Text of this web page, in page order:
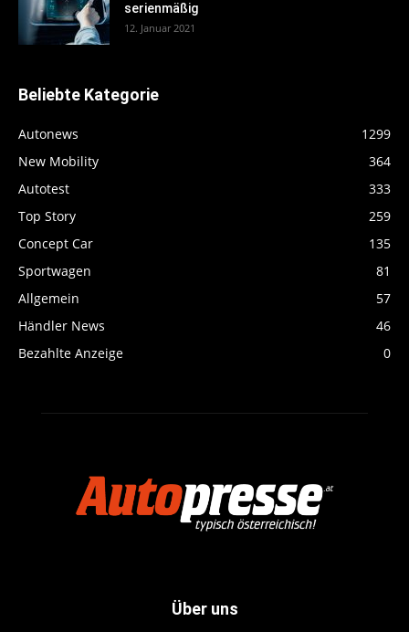
serienmäßig
12. Januar 2021
Beliebte Kategorie
Autonews
1299
New Mobility
364
Autotest
333
Top Story
259
Concept Car
135
Sportwagen
81
Allgemein
57
Händler News
46
Bezahlte Anzeige
0
Über uns